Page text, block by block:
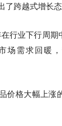
跨越式增长态
行业下行周
场需求回暖
价格大幅上